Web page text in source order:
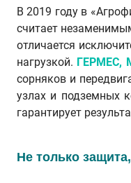
В 2019 году в
считает
отличается
нагрузкой. ГЕРМЕС,
сорняков и
узлах и подземных
гарантирует
Не только